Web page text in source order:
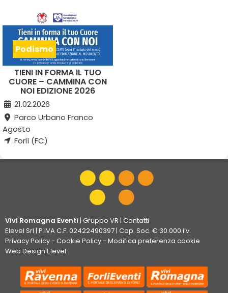
Podismo
TIENI IN FORMA IL TUO
CUORE – CAMMINA CON
NOI EDIZIONE 2026
21.02.2026
Parco Urbano Franco
Agosto
Forlì (FC)
Vivi Romagna Eventi | Gruppo VR | Contatti
Elevel Srl | P.IVA C.F. 02422490397 | Cap. Soc. € 30.000 i.v.
Privacy Policy- Cookie Policy- Modifica preferenza cookie
Web Design Elevel